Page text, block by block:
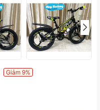
Giảm 9%